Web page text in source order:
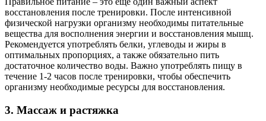
восстановления после тренировки. После интенсивной
физической нагрузки организму необходимы питательные
вещества для восполнения энергии и восстановления мышц.
Рекомендуется употреблять белки, углеводы и жиры в
оптимальных пропорциях, а также обязательно пить
достаточное количество воды. Важно употреблять пищу в
течение 1-2 часов после тренировки, чтобы обеспечить
организму необходимые ресурсы для восстановления.
3. Массаж и растяжка